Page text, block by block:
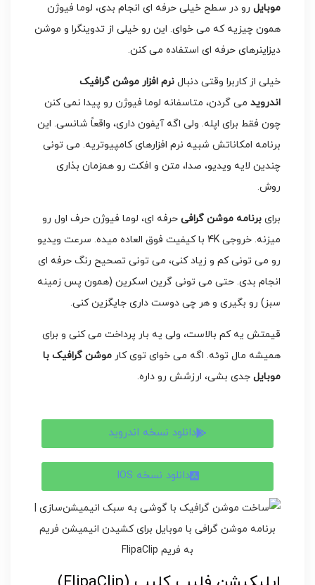
موبایل رو در سطح خیلی حرفه ای انجام بدی، لوما فیوژن
همون چیزیه که می خوای. این رو خیلی از تدوینگرا و موشن
دیزاینرهای حرفه ای استفاده می کنن.
خیلی از کاربرا وقتی دنبال نرم افزار موشن گرافیک
اندروید می گردن، متاسفانه لوما فیوژن رو پیدا نمی کنن
چون فقط برای اپله. ولی اگه آیفون داری، واقعاً شانسی. این
برنامه امکاناتش شبیه نرم افزارهای کامپیوتریه. می تونی
چندین لایه ویدیو، صدا، متن و افکت رو همزمان بذاری
روش.
برای برنامه موشن گرافی حرفه ای، لوما فیوژن حرف اول رو
میزنه. خروجی 4K با کیفیت فوق العاده میده. سرعت ویدیو
رو می تونی کم و زیاد کنی، می تونی تصحیح رنگ حرفه ای
انجام بدی. حتی می تونی گرین اسکرین (همون پس زمینه
سبز) رو بگیری و هر چی دوست داری جایگزین کنی.
قیمتش یه کم بالاست، ولی یه بار پرداخت می کنی و برای
همیشه مال توئه. اگه می خوای توی کار موشن گرافیک با
موبایل جدی بشی، ارزشش رو داره.
دانلود نسخه اندروید
دانلود نسخه IOS